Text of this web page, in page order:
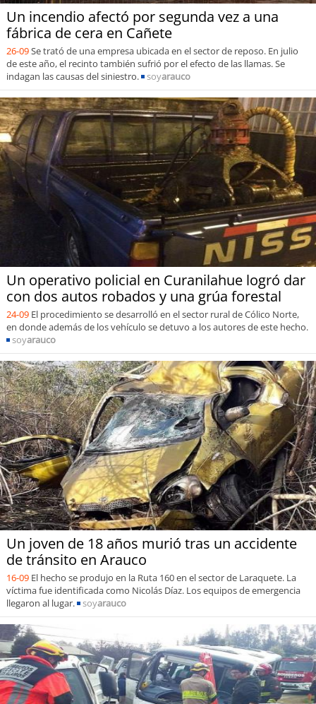
Un incendio afectó por segunda vez a una
fábrica de cera en Cañete
26-09Se trató de una empresa ubicada en el sector de reposo. En julio
de este año, el recinto también sufrió por el efecto de las llamas. Se
indagan las causas del siniestro.
soyarauco
Un operativo policial en Curanilahue logró dar
con dos autos robados y una grúa forestal
24-09 El procedimiento se desarrolló en el sector rural de Cólico Norte,
en donde además de los vehículo se detuvo a los autores de este hecho.
soyarauco
Un joven de 18 años murió tras un accidente
de tránsito en Arauco
16-09 El hecho se produjo en la Ruta 160 en el sector de Laraquete. La
víctima fue identificada como Nicolás Díaz. Los equipos de emergencia
llegaron al lugar.
soyarauco